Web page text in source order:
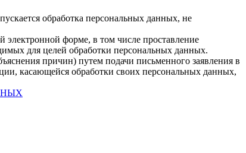
обработка персональных данных, не
форме, в том числе проставление
для целей обработки персональных данных.
причин) путем подачи письменного заявления в
касающейся обработки своих персональных данных,